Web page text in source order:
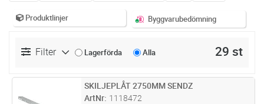
Produktlinjer Byggvarubedömning
Filter Lagerförda Alla 29 st
ST Lägg i kundvagn
SKILJEPLÅT 2750MM SENDZ
ArtNr 1118472